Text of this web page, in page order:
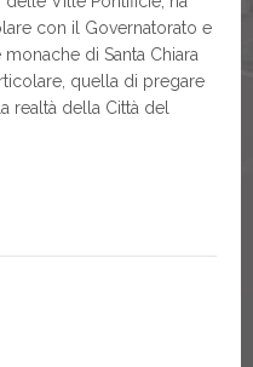
con il Governatorato e
di Santa Chiara
quella di pregare
realtà della Città del